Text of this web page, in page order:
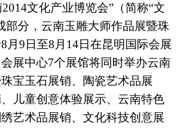
2014文化产业博览会”（简称“文
部分，云南玉雕大师作品展暨珠
8 月9日至8 月 14日在昆明国际会展
展中心7个展馆将同时举办云南
宝玉石展销、陶瓷艺术品展
儿童创意体验展示、云南特色
艺术品展销、文化科技创意展